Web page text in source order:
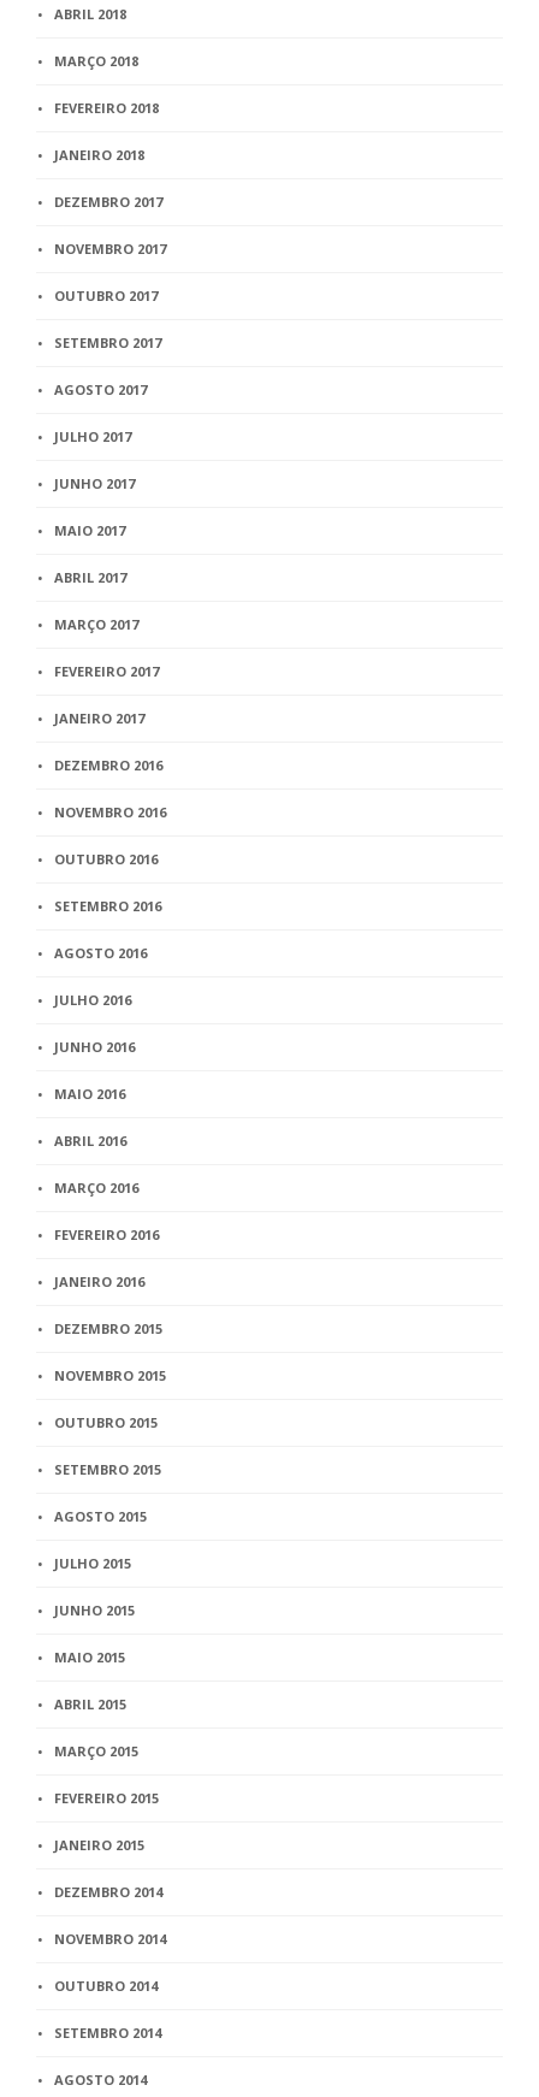
ABRIL 2018
MARÇO 2018
FEVEREIRO 2018
JANEIRO 2018
DEZEMBRO 2017
NOVEMBRO 2017
OUTUBRO 2017
SETEMBRO 2017
AGOSTO 2017
JULHO 2017
JUNHO 2017
MAIO 2017
ABRIL 2017
MARÇO 2017
FEVEREIRO 2017
JANEIRO 2017
DEZEMBRO 2016
NOVEMBRO 2016
OUTUBRO 2016
SETEMBRO 2016
AGOSTO 2016
JULHO 2016
JUNHO 2016
MAIO 2016
ABRIL 2016
MARÇO 2016
FEVEREIRO 2016
JANEIRO 2016
DEZEMBRO 2015
NOVEMBRO 2015
OUTUBRO 2015
SETEMBRO 2015
AGOSTO 2015
JULHO 2015
JUNHO 2015
MAIO 2015
ABRIL 2015
MARÇO 2015
FEVEREIRO 2015
JANEIRO 2015
DEZEMBRO 2014
NOVEMBRO 2014
OUTUBRO 2014
SETEMBRO 2014
AGOSTO 2014